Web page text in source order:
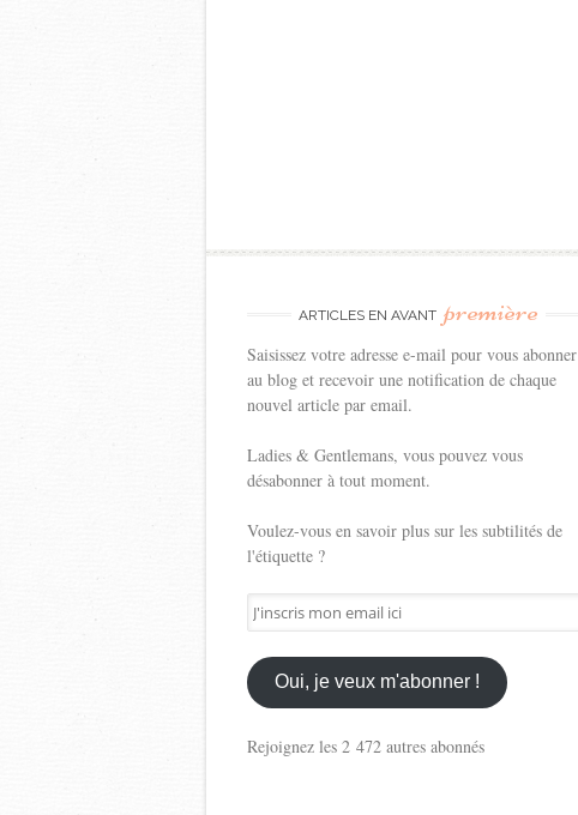
ARTICLES EN AVANT première
Saisissez votre adresse e-mail pour vous abonner
au blog et recevoir une notification de chaque
nouvel article par email.
Ladies & Gentlemans, vous pouvez vous
désabonner à tout moment.
Voulez-vous en savoir plus sur les subtilités de
l'étiquette ?
J'inscris
mon
email
ici
Oui, je veux m'abonner !
Rejoignez les 2 472 autres abonnés